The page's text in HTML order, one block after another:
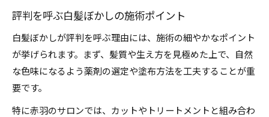
評判を呼ぶ白髪ぼかしの施術ポイント
白髪ぼかしが評判を呼ぶ理由には、施術の細やかなポイント
が挙げられます。まず、髪質や生え方を見極めた上で、自然
な色味になるよう薬剤の選定や塗布方法を工夫することが重
要です。
特に赤羽のサロンでは、カットやトリートメントと組み合わ